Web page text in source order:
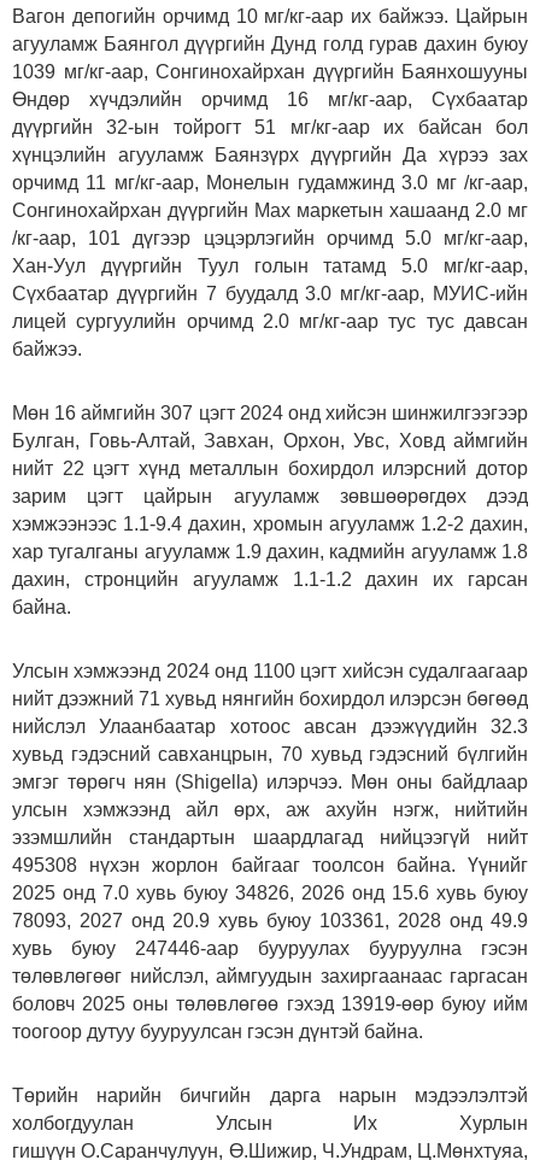
Вагон депогийн орчимд 10 мг/кг-аар их байжээ. Цайрын
агууламж Баянгол дүүргийн Дунд голд гурав дахин буюу
1039 мг/кг-аар, Сонгинохайрхан дүүргийн Баянхошууны
Өндөр хүчдэлийн орчимд 16 мг/кг-аар, Сүхбаатар
дүүргийн 32-ын тойрогт 51 мг/кг-аар их байсан бол
хүнцэлийн агууламж Баянзүрх дүүргийн Да хүрээ зах
орчимд 11 мг/кг-аар, Монелын гудамжинд 3.0 мг /кг-аар,
Сонгинохайрхан дүүргийн Мах маркетын хашаанд 2.0 мг
/кг-аар, 101 дүгээр цэцэрлэгийн орчимд 5.0 мг/кг-аар,
Хан-Уул дүүргийн Туул голын татамд 5.0 мг/кг-аар,
Сүхбаатар дүүргийн 7 буудалд 3.0 мг/кг-аар, МУИС-ийн
лицей сургуулийн орчимд 2.0 мг/кг-аар тус тус давсан
байжээ.
Мөн 16 аймгийн 307 цэгт 2024 онд хийсэн шинжилгээгээр
Булган, Говь-Алтай, Завхан, Орхон, Увс, Ховд аймгийн
нийт 22 цэгт хүнд металлын бохирдол илэрсний дотор
зарим цэгт цайрын агууламж зөвшөөрөгдөх дээд
хэмжээнээс 1.1-9.4 дахин, хромын агууламж 1.2-2 дахин,
хар тугалганы агууламж 1.9 дахин, кадмийн агууламж 1.8
дахин, стронцийн агууламж 1.1-1.2 дахин их гарсан
байна.
Улсын хэмжээнд 2024 онд 1100 цэгт хийсэн судалгаагаар
нийт дээжний 71 хувьд нянгийн бохирдол илэрсэн бөгөөд
нийслэл Улаанбаатар хотоос авсан дээжүүдийн 32.3
хувьд гэдэсний савханцрын, 70 хувьд гэдэсний бүлгийн
эмгэг төрөгч нян (Shigella) илэрчээ. Мөн оны байдлаар
улсын хэмжээнд айл өрх, аж ахуйн нэгж, нийтийн
эзэмшлийн стандартын шаардлагад нийцээгүй нийт
495308 нүхэн жорлон байгааг тоолсон байна. Үүнийг
2025 онд 7.0 хувь буюу 34826, 2026 онд 15.6 хувь буюу
78093, 2027 онд 20.9 хувь буюу 103361, 2028 онд 49.9
хувь буюу 247446-аар бууруулах бууруулна гэсэн
төлөвлөгөөг нийслэл, аймгуудын захиргаанаас гаргасан
боловч 2025 оны төлөвлөгөө гэхэд 13919-өөр буюу ийм
тоогоор дутуу бууруулсан гэсэн дүнтэй байна.
Төрийн нарийн бичгийн дарга нарын мэдээлэлтэй
холбогдуулан Улсын Их Хурлын
гишүүн О.Саранчулуун, Ө.Шижир, Ч.Ундрам, Ц.Мөнхтуяа,